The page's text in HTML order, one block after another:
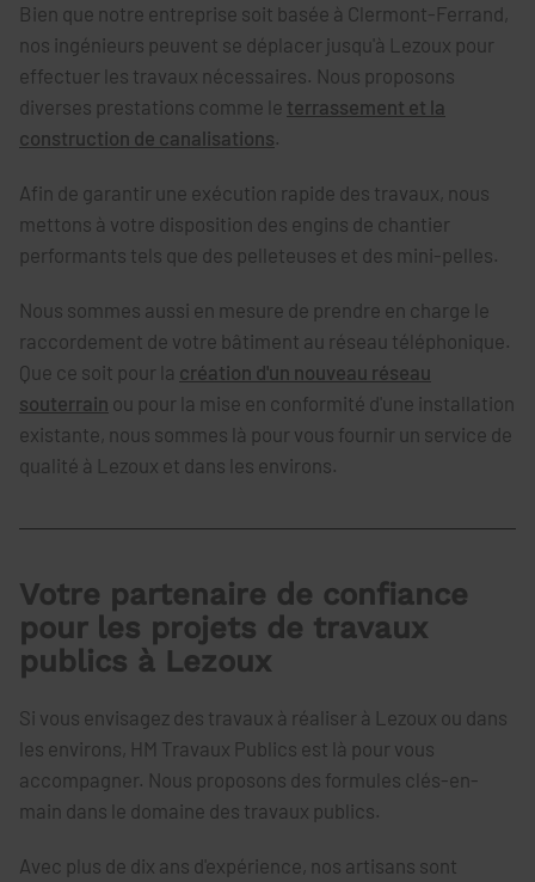
Bien que notre entreprise soit basée à Clermont-Ferrand,
nos ingénieurs peuvent se déplacer jusqu'à Lezoux pour
effectuer les travaux nécessaires. Nous proposons
diverses prestations comme le terrassement et la
construction de canalisations.
Afin de garantir une exécution rapide des travaux, nous
mettons à votre disposition des engins de chantier
performants tels que des pelleteuses et des mini-pelles.
Nous sommes aussi en mesure de prendre en charge le
raccordement de votre bâtiment au réseau téléphonique.
Que ce soit pour la création d'un nouveau réseau
souterrain ou pour la mise en conformité d'une installation
existante, nous sommes là pour vous fournir un service de
qualité à Lezoux et dans les environs.
Votre partenaire de confiance
pour les projets de travaux
publics à Lezoux
Si vous envisagez des travaux à réaliser à Lezoux ou dans
les environs, HM Travaux Publics est là pour vous
accompagner. Nous proposons des formules clés-en-
main dans le domaine des travaux publics.
Avec plus de dix ans d'expérience, nos artisans sont